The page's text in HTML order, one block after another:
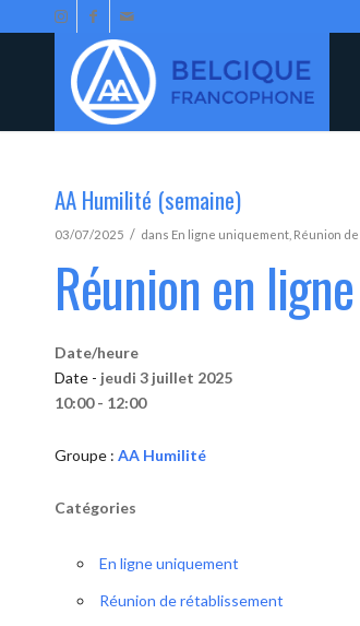
AA Humilité (semaine)
03/07/2025 / dans En ligne uniquement Réunion
Réunion en
Date/heure
Date - jeudi 3 juillet 2025
10:00 - 12:00
Groupe : AA Humilité
Catégories
En ligne uniquement
Réunion de rétablissement